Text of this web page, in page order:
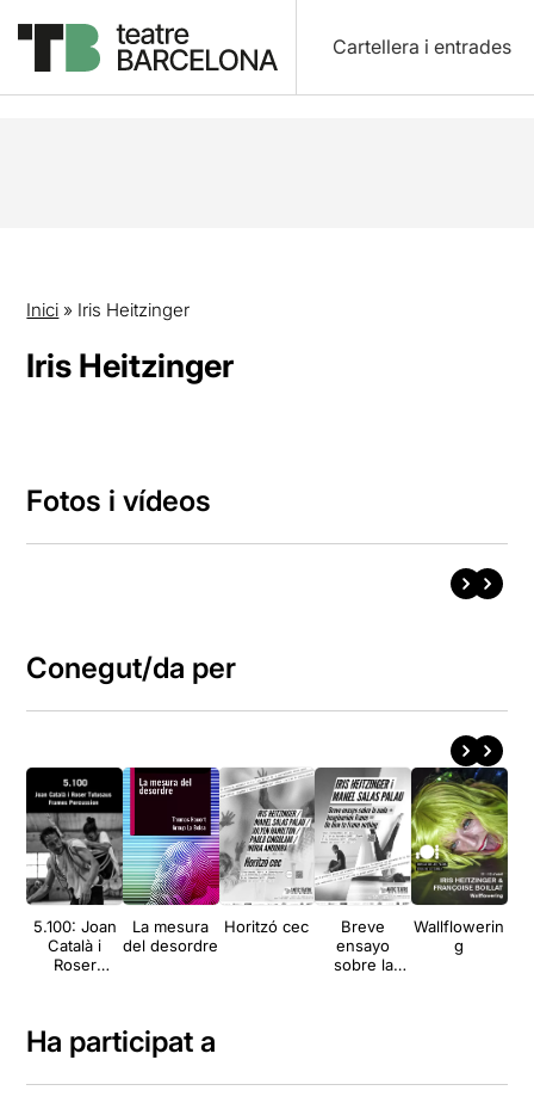
Cartellera i entrades
Inici » Iris Heitzinger
Iris Heitzinger
Fotos i vídeos
Conegut/da per
5.100: Joan
Català i
Roser
La mesura
del desordre
Horitzó cec
Breve
ensayo
sobre la
nothing
Wallflowerin
g
Ha participat a